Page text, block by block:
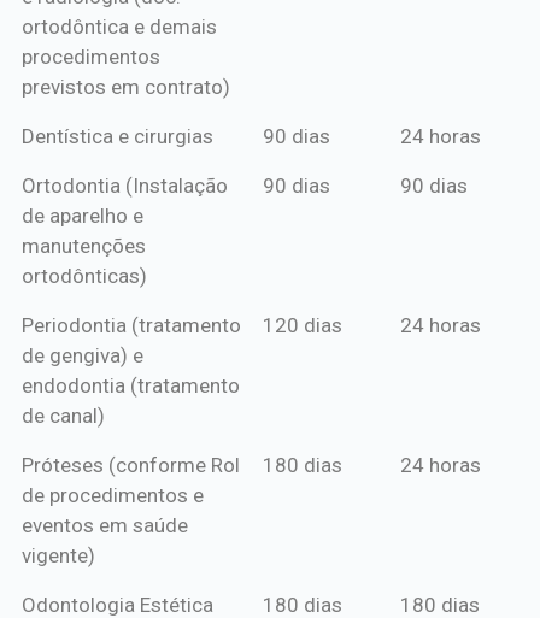
ortodôntica e demais
procedimentos
previstos em contrato)
Dentística e cirurgias 90 dias 24 horas
Ortodontia (Instalação
de aparelho e
manutenções
ortodônticas)
90 dias 90 dias
Periodontia (tratamento
de gengiva) e
endodontia (tratamento
de canal)
120 dias 24 horas
Próteses (conforme Rol
de procedimentos e
eventos em saúde
vigente)
180 dias 24 horas
Odontologia Estética
180 dias 180 dias